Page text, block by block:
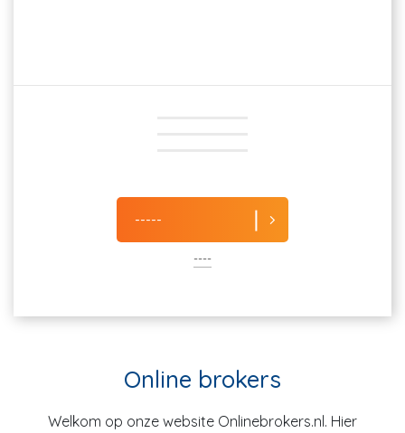
-----
----
Online brokers
Welkom op onze website Onlinebrokers.nl. Hier